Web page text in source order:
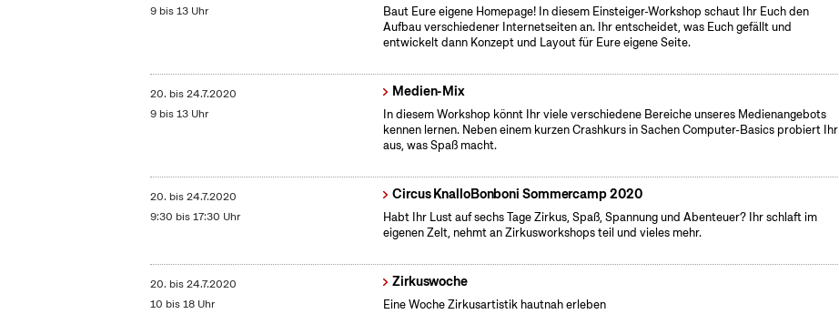
9 bis 13 Uhr
Baut Eure eigene Homepage! In diesem Einsteiger-Workshop schaut Ihr Euch den
Aufbau verschiedener Internetseiten an. Ihr entscheidet, was Euch gefällt und
entwickelt dann Konzept und Layout für Eure eigene Seite.
20. bis24.7.2020
9 bis 13 Uhr
Medien-Mix
In diesem Workshop könnt Ihr viele verschiedene Bereiche unseres Medienangebots
kennen lernen. Neben einem kurzen Crashkurs in Sachen Computer-Basics probiert Ihr
aus, was Spaß macht.
20. bis24.7.2020
9:30 bis 17:30 Uhr
Circus KnalloBonboni Sommercamp 2020
Habt Ihr Lust auf sechs Tage Zirkus, Spaß, Spannung und Abenteuer? Ihr schlaft im
eigenen Zelt, nehmt an Zirkusworkshops teil und vieles mehr.
20. bis24.7.2020
10 bis 18 Uhr
Zirkuswoche
Eine Woche Zirkusartistik hautnah erleben